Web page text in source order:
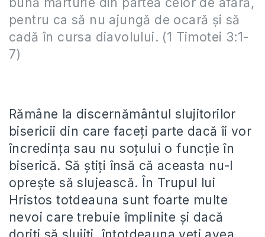
pentru ca să nu ajungă de ocară şi să
cadă în cursa diavolului. (1 Timotei 3:1-
7)
Rămâne la discernământul slujitorilor
bisericii din care faceți parte dacă îi vor
încredința sau nu soțului o funcție în
biserică. Să știți însă că aceasta nu-l
oprește să slujească. În Trupul lui
Hristos totdeauna sunt foarte multe
nevoi care trebuie împlinite și dacă